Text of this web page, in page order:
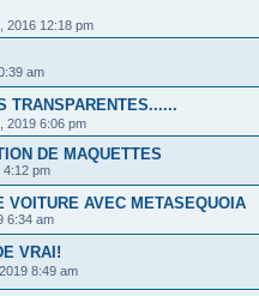
2016 12:18 pm
am
TRANSPARENTES......
2019 6:06 pm
DE MAQUETTES
4:12 pm
VOITURE AVEC METASEQUOIA
6:34 am
VRAI!
8:49 am